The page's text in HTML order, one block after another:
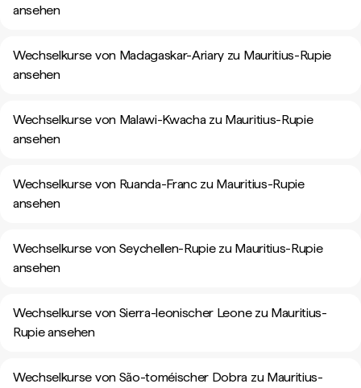
ansehen
Wechselkurse von Madagaskar-Ariary zu Mauritius-Rupie
ansehen
Wechselkurse von Malawi-Kwacha zu Mauritius-Rupie
ansehen
Wechselkurse von Ruanda-Franc zu Mauritius-Rupie
ansehen
Wechselkurse von Seychellen-Rupie zu Mauritius-Rupie
ansehen
Wechselkurse von Sierra-leonischer Leone zu Mauritius-
Rupie ansehen
Wechselkurse von São-toméischer Dobra zu Mauritius-